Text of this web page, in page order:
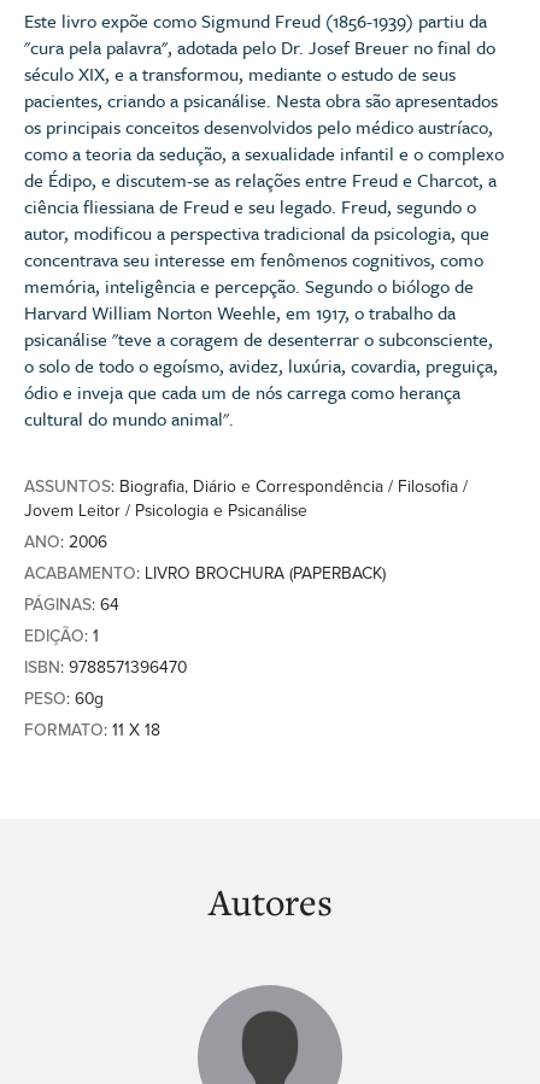
Este livro expõe como Sigmund Freud (1856-1939) partiu da
"cura pela palavra", adotada pelo Dr. Josef Breuer no final do
século XIX, e a transformou, mediante o estudo de seus
pacientes, criando a psicanálise. Nesta obra são apresentados
os principais conceitos desenvolvidos pelo médico austríaco,
como a teoria da sedução, a sexualidade infantil e o complexo
de Édipo, e discutem-se as relações entre Freud e Charcot, a
ciência fliessiana de Freud e seu legado. Freud, segundo o
autor, modificou a perspectiva tradicional da psicologia, que
concentrava seu interesse em fenômenos cognitivos, como
memória, inteligência e percepção. Segundo o biólogo de
Harvard William Norton Weehle, em 1917, o trabalho da
psicanálise "teve a coragem de desenterrar o subconsciente,
o solo de todo o egoísmo, avidez, luxúria, covardia, preguiça,
ódio e inveja que cada um de nós carrega como herança
cultural do mundo animal".
ASSUNTOS: Biografia, Diário e Correspondência / Filosofia /
Jovem Leitor / Psicologia e Psicanálise
ANO: 2006
ACABAMENTO: LIVRO BROCHURA (PAPERBACK)
PÁGINAS: 64
EDIÇÃO: 1
ISBN: 9788571396470
PESO: 60g
FORMATO: 11 X 18
Autores